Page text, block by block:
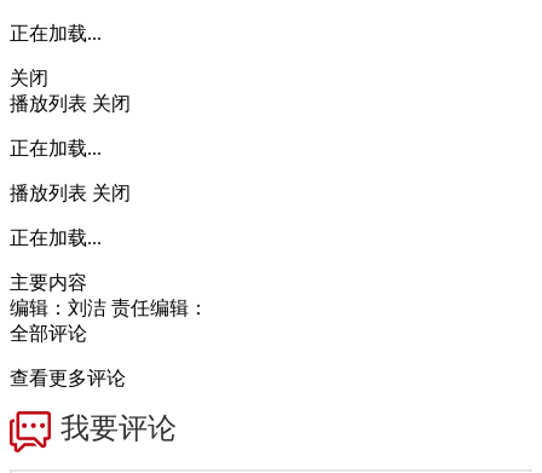
正在加载...
关闭
播放列表 关闭
正在加载...
播放列表 关闭
正在加载...
主要内容
编辑：刘洁 责任编辑：
全部评论
查看更多评论